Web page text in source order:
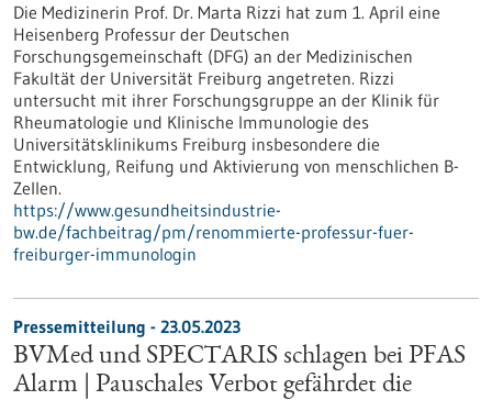
Die Medizinerin Prof. Dr. Marta Rizzi hat zum 1. April eine
Heisenberg Professur der Deutschen
Forschungsgemeinschaft (DFG) an der Medizinischen
Fakultät der Universität Freiburg angetreten. Rizzi
untersucht mit ihrer Forschungsgruppe an der Klinik für
Rheumatologie und Klinische Immunologie des
Universitätsklinikums Freiburg insbesondere die
Entwicklung, Reifung und Aktivierung von menschlichen B-
Zellen.
https://www.gesundheitsindustrie-
bw.de/fachbeitrag/pm/renommierte-professur-fuer-
freiburger-immunologin
Pressemitteilung - 23.05.2023
BVMed und SPECTARIS schlagen bei PFAS
Alarm | Pauschales Verbot gefährdet die